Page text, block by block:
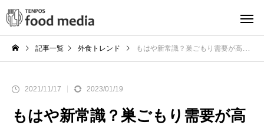
記事一覧 外食トレンド もはや新常識？巣ごもり需要が高まる中で、飲食店が今取り組むべきこと
2021/11/17 2023/01/19
もはや新常識？巣ごもり需要が高